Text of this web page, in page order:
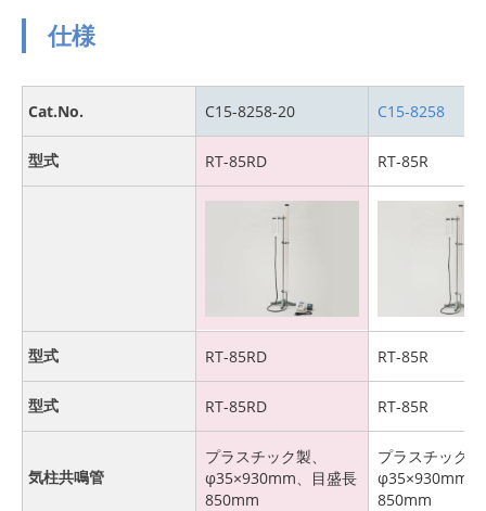
仕様
Cat.No. C15-8258-20 C15-8258
型式 RT-85RD RT-85R
型式 RT-85RD RT-85R
型式 RT-85RD RT-85R
気柱共鳴管
プラスチック製、
φ35×930mm、目盛長
850mm
プラスチック
φ35×930mm、
850mm